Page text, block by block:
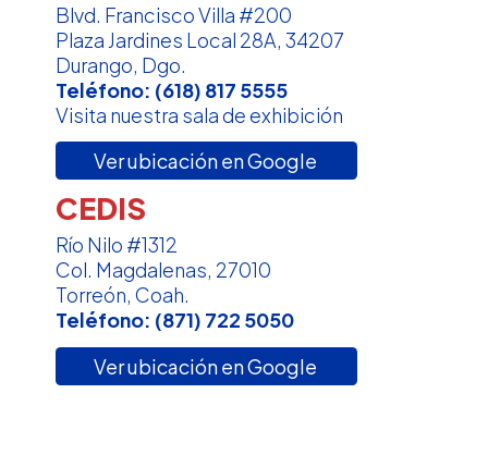
Blvd. Francisco Villa #200
Plaza Jardines Local 28A, 34207
Durango, Dgo.
Teléfono: (618) 817 5555
Visita nuestra sala de exhibición
Ver ubicación en Google
CEDIS
Río Nilo #1312
Col. Magdalenas, 27010
Torreón, Coah.
Teléfono: (871) 722 5050
Ver ubicación en Google